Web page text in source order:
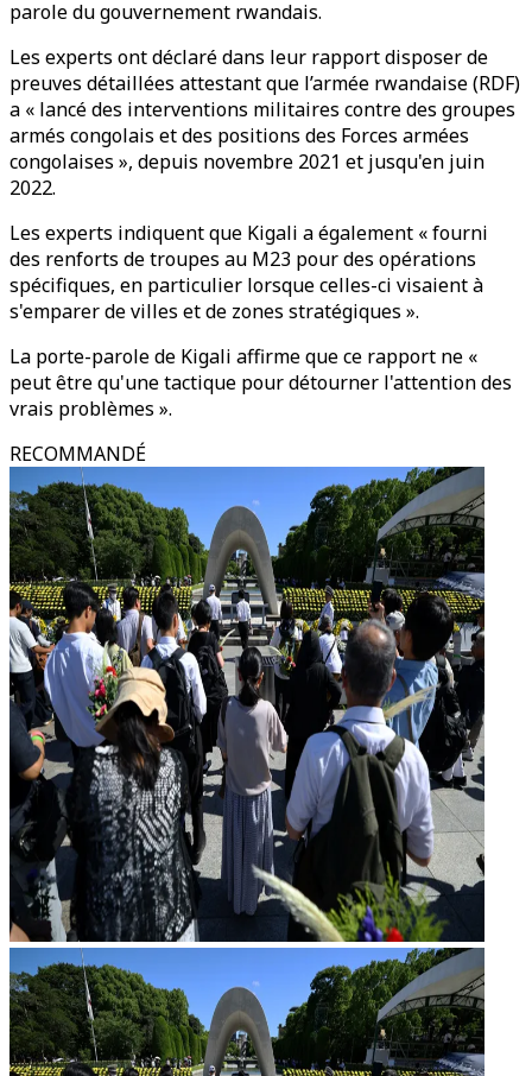
parole du gouvernement rwandais.
Les experts ont déclaré dans leur rapport disposer de
preuves détaillées attestant que l’armée rwandaise (RDF)
a « lancé des interventions militaires contre des groupes
armés congolais et des positions des Forces armées
congolaises », depuis novembre 2021 et jusqu'en juin
2022.
Les experts indiquent que Kigali a également « fourni
des renforts de troupes au M23 pour des opérations
spécifiques, en particulier lorsque celles-ci visaient à
s'emparer de villes et de zones stratégiques ».
La porte-parole de Kigali affirme que ce rapport ne «
peut être qu'une tactique pour détourner l'attention des
vrais problèmes ».
RECOMMANDÉ